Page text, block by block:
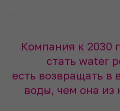
Компания к 2030
стать water
есть возвращать в
воды, чем она из